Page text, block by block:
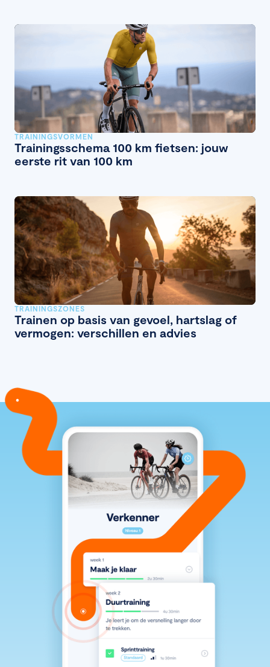
TRAININGSVORMEN
Trainingsschema 100 km fietsen: jouw
eerste rit van 100 km
TRAININGSZONES
Trainen op basis van gevoel, hartslag of
vermogen: verschillen en advies